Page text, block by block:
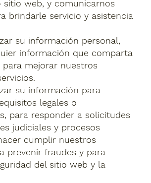
sitio web, y comunicarnos
brindarle servicio y asistencia
su información personal,
información que comparta
mejorar nuestros
su información para
legales o
para responder a solicitudes
judiciales y procesos
cumplir nuestros
prevenir fraudes y para
del sitio web y la